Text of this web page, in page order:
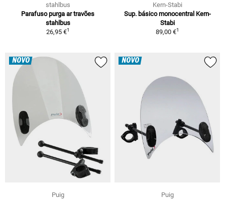
stahlbus
Parafuso purga ar travões
stahlbus
26,95 €1
Kern-Stabi
Sup. básico monocentral Kern-
Stabi
89,00 €1
NOVO
Puig
NOVO
Puig